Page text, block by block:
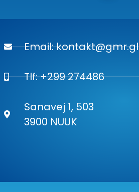
Email: kontakt@gmr.gl
Tlf: +299 274486
Sanavej 1, 503
3900 NUUK